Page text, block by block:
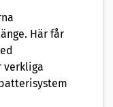
Här får
verkliga